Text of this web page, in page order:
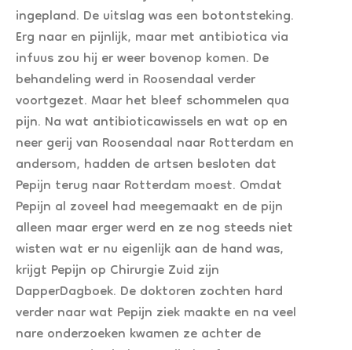
ingepland. De uitslag was een botontsteking.
Erg naar en pijnlijk, maar met antibiotica via
infuus zou hij er weer bovenop komen. De
behandeling werd in Roosendaal verder
voortgezet. Maar het bleef schommelen qua
pijn. Na wat antibioticawissels en wat op en
neer gerij van Roosendaal naar Rotterdam en
andersom, hadden de artsen besloten dat
Pepijn terug naar Rotterdam moest. Omdat
Pepijn al zoveel had meegemaakt en de pijn
alleen maar erger werd en ze nog steeds niet
wisten wat er nu eigenlijk aan de hand was,
krijgt Pepijn op Chirurgie Zuid zijn
DapperDagboek. De doktoren zochten hard
verder naar wat Pepijn ziek maakte en na veel
nare onderzoeken kwamen ze achter de